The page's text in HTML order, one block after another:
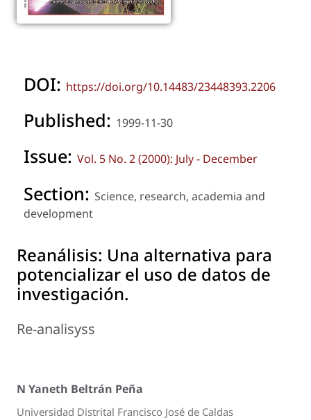
DOI: https://doi.org/10.14483/23448393.2206
Published: 1999-11-30
Issue: Vol. 5 No. 2 (2000): July - December
Section: Science, research, academia and
development
Reanálisis: Una alternativa para
potencializar el uso de datos de
investigación.
Re-analisyss
N Yaneth Beltrán Peña
Universidad Distrital Francisco José de Caldas